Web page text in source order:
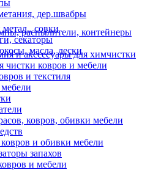
дер.швабры
совки
секаторы
масла, лески
распылители, контейнеры
и акссесуары для химчистки
чистки ковров и мебели
и текстиля
ковров, обивки мебели
и обивки мебели
запахов
и мебели